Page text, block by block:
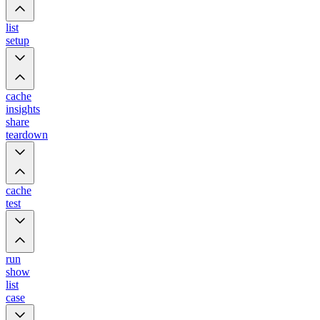
list
setup
cache
insights
share
teardown
cache
test
run
show
list
case